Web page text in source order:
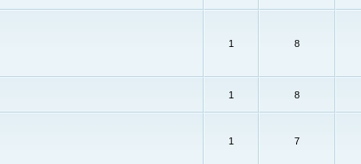
1 8
1 8
1 7